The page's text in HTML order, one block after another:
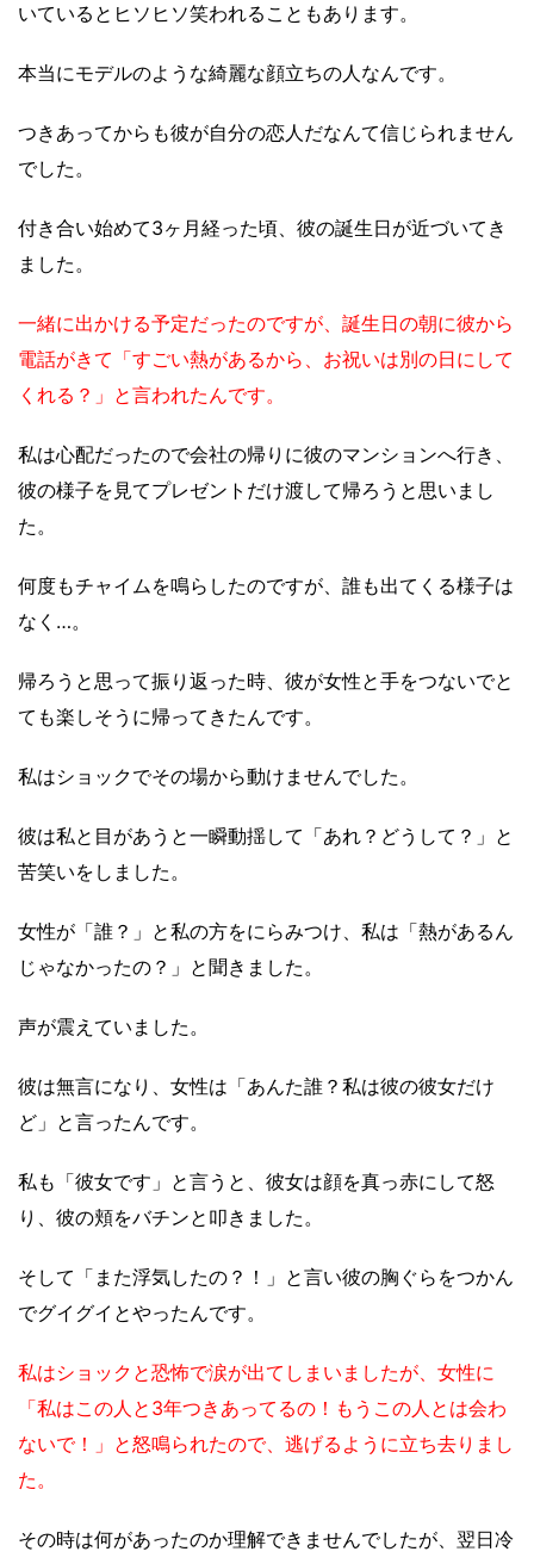
いているとヒソヒソ笑われることもあります。
本当にモデルのような綺麗な顔立ちの人なんです。
つきあってからも彼が自分の恋人だなんて信じられません
でした。
付き合い始めて3ヶ月経った頃、彼の誕生日が近づいてき
ました。
一緒に出かける予定だったのですが、誕生日の朝に彼から
電話がきて「すごい熱があるから、お祝いは別の日にして
くれる？」と言われたんです。
私は心配だったので会社の帰りに彼のマンションへ行き、
彼の様子を見てプレゼントだけ渡して帰ろうと思いまし
た。
何度もチャイムを鳴らしたのですが、誰も出てくる様子は
なく…。
帰ろうと思って振り返った時、彼が女性と手をつないでと
ても楽しそうに帰ってきたんです。
私はショックでその場から動けませんでした。
彼は私と目があうと一瞬動揺して「あれ？どうして？」と
苦笑いをしました。
女性が「誰？」と私の方をにらみつけ、私は「熱があるん
じゃなかったの？」と聞きました。
声が震えていました。
彼は無言になり、女性は「あんた誰？私は彼の彼女だけ
ど」と言ったんです。
私も「彼女です」と言うと、彼女は顔を真っ赤にして怒
り、彼の頬をバチンと叩きました。
そして「また浮気したの？！」と言い彼の胸ぐらをつかん
でグイグイとやったんです。
私はショックと恐怖で涙が出てしまいましたが、女性に
「私はこの人と3年つきあってるの！もうこの人とは会わ
ないで！」と怒鳴られたので、逃げるように立ち去りまし
た。
その時は何があったのか理解できませんでしたが、翌日冷